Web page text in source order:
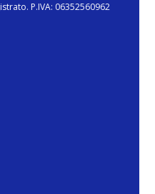
P.IVA: 06352560962